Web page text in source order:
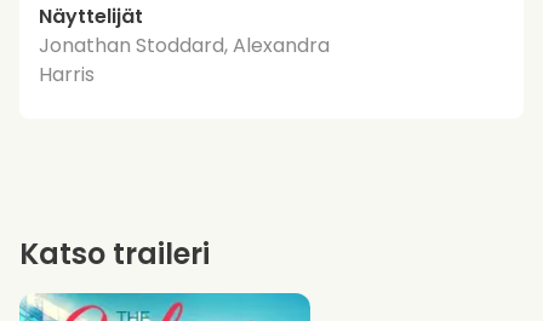
Näyttelijät
Jonathan Stoddard, Alexandra
Harris
Katso traileri